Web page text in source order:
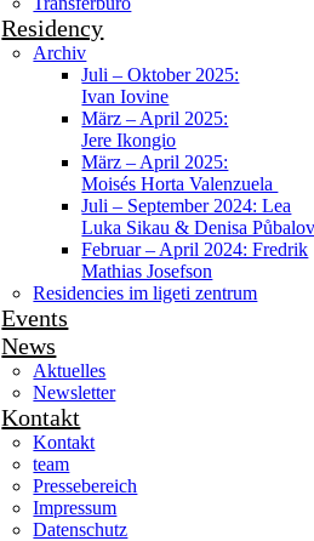
Residency
Archiv
Juli – Oktober 2025:
Ivan Iovine
März – April 2025:
Jere Ikongio
März – April 2025:
Moisés Horta Valenzuela
Juli – September 2024: Lea
Luka Sikau & Denisa
Februar – April 2024: Fredrik
Mathias Josefson
Residencies im ligeti zentrum
Events
News
Aktuelles
Newsletter
Kontakt
Kontakt
team
Pressebereich
Impressum
Datenschutz